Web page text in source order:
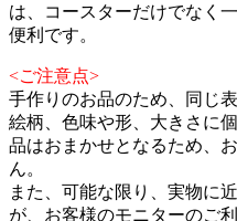
は、コースターだけでなく
便利です。
<ご注意点>
手作りのお品のため、同じ
絵柄、色味や形、大きさに
品はおまかせとなるため、
ん。
また、可能な限り、実物に
が、お客様のモニターのご